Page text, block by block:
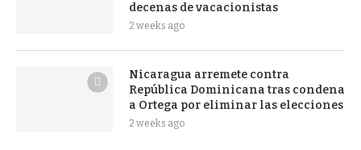
decenas de vacacionistas
2 weeks ago
Nicaragua arremete contra
República Dominicana tras condena
a Ortega por eliminar las elecciones
2 weeks ago